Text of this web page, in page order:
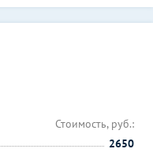
Стоимость, руб.:
2650